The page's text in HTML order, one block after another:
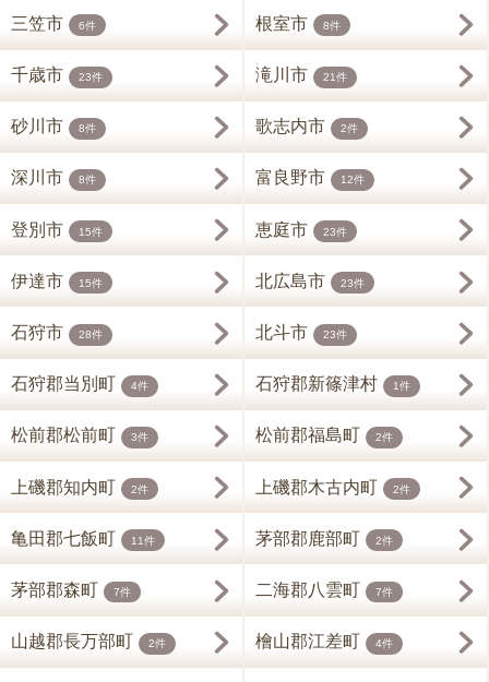
三笠市 6件 根室市 8件
千歳市 23件 滝川市 21件
砂川市 8件 歌志内市 2件
深川市 8件 富良野市 12件
登別市 15件 恵庭市 23件
伊達市 15件 北広島市 23件
石狩市 28件 北斗市 23件
石狩郡当別町 4件 石狩郡新篠津村 1件
松前郡松前町 3件 松前郡福島町 2件
上磯郡知内町 2件 上磯郡木古内町 2件
亀田郡七飯町 11件 茅部郡鹿部町 2件
茅部郡森町 7件 二海郡八雲町 7件
山越郡長万部町 2件 檜山郡江差町 4件